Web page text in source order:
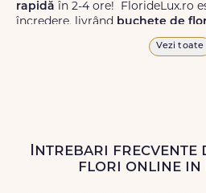
rapidă în 2-4 ore! FlorideLux.ro
încredere, livrând buchete de
de calitate superioară în Nicolești
Livrăm buchete de florichiar și
să poți adresa un gest frumos
Vezi toate
Intrebari frecvente
flori online in